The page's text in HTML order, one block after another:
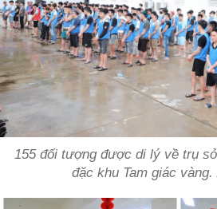
155 đối tượng được di lý về trụ
đặc khu Tam giác